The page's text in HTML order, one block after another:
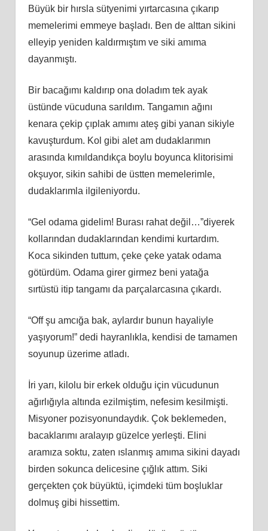
Büyük bir hırsla sütyenimi yırtarcasına çıkarıp
memelerimi emmeye başladı. Ben de alttan sikini
elleyip yeniden kaldırmıştım ve siki amıma
dayanmıştı.
Bir bacağımı kaldırıp ona doladım tek ayak
üstünde vücuduna sarıldım. Tangamın ağını
kenara çekip çıplak amımı ateş gibi yanan sikiyle
kavuşturdum. Kol gibi alet am dudaklarımın
arasında kımıldandıkça boylu boyunca klitorisimi
okşuyor, sikin sahibi de üstten memelerimle,
dudaklarımla ilgileniyordu.
“Gel odama gidelim! Burası rahat değil…”diyerek
kollarından dudaklarından kendimi kurtardım.
Koca sikinden tuttum, çeke çeke yatak odama
götürdüm. Odama girer girmez beni yatağa
sırtüstü itip tangamı da parçalarcasına çıkardı.
“Off şu amcığa bak, aylardır bunun hayaliyle
yaşıyorum!” dedi hayranlıkla, kendisi de tamamen
soyunup üzerime atladı.
İri yarı, kilolu bir erkek olduğu için vücudunun
ağırlığıyla altında ezilmiştim, nefesim kesilmişti.
Misyoner pozisyonundaydık. Çok beklemeden,
bacaklarımı aralayıp güzelce yerleşti. Elini
aramıza soktu, zaten ıslanmış amıma sikini dayadı
birden sokunca delicesine çığlık attım. Siki
gerçekten çok büyüktü, içimdeki tüm boşluklar
dolmuş gibi hissettim.